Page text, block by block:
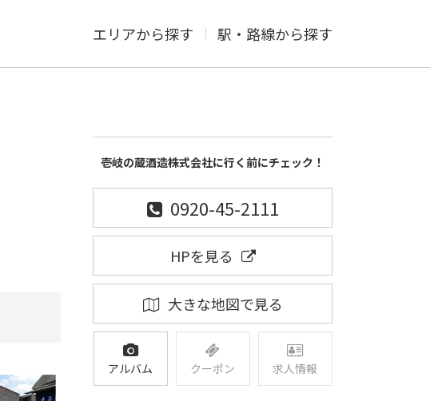
エリアから探す 駅・路線から探す
壱岐の蔵酒造株式会社に行く前にチェック！
0920-45-2111
HPを見る
大きな地図で見る
アルバム クーポン 求人情報